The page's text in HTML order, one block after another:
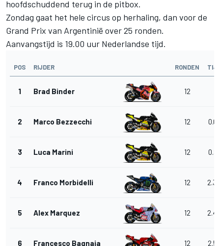
hoofdschuddend terug in de pitbox.
Zondag gaat het hele circus op herhaling, dan voor de
Grand Prix van Argentinië over 25 ronden.
Aanvangstijd is 19.00 uur Nederlandse tijd.
POS RIJDER RONDEN
1 Brad Binder 12
2 Marco Bezzecchi 12
3 Luca Marini 12
4 Franco Morbidelli 12
5 Alex Marquez 12
6 Francesco Bagnaia 12